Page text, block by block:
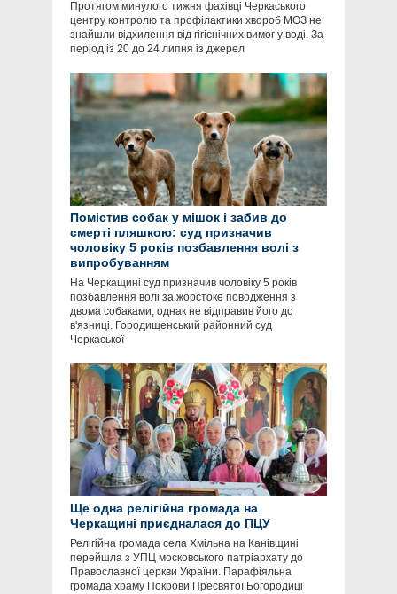
Протягом минулого тижня фахівці Черкаського
центру контролю та профілактики хвороб МОЗ не
знайшли відхилення від гігієнічних вимог у воді. За
період із 20 до 24 липня із джерел
Помістив собак у мішок і забив до
смерті пляшкою: суд призначив
чоловіку 5 років позбавлення волі з
випробуванням
На Черкащині суд призначив чоловіку 5 років
позбавлення волі за жорстоке поводження з
двома собаками, однак не відправив його до
в'язниці. Городищенський районний суд
Черкаської
Ще одна релігійна громада на
Черкащині приєдналася до ПЦУ
Релігійна громада села Хмільна на Канівщині
перейшла з УПЦ московського патріархату до
Православної церкви України. Парафіяльна
громада храму Покрови Пресвятої Богородиці